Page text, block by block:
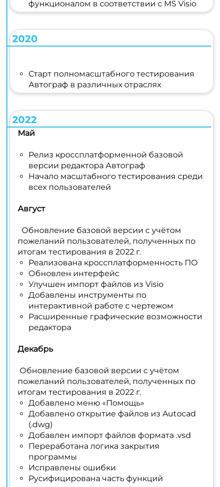
функционалом в соответствии с MS Visio
2020
Старт полномасштабного тестирования
Автограф в различных отраслях
2022
Май
Релиз кроссплатформенной базовой
версии редактора Автограф
Начало масштабного тестирования среди
всех пользователей
Август
Обновление базовой версии с учётом
пожеланий пользователей, полученных по
итогам тестирования в 2022 г.
Реализована кроссплатформенность ПО
Обновлен интерфейс
Улучшен импорт файлов из Visio
Добавлены инструменты по
интерактивной работе с чертежом
Расширенные графические возможности
редактора
Декабрь
Обновление базовой версии с учётом
пожеланий пользователей, полученных по
итогам тестирования в 2022 г.
Добавлено меню «Помощь»
Добавлено открытие файлов из Autocad
(.dwg)
Добавлен импорт файлов формата .vsd
Переработана логика закрытия
программы
Исправлены ошибки
Русифицирована часть функций